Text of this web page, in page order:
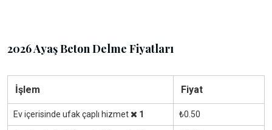
2026 Ayaş Beton Delme Fiyatları
İşlem Fiyat
Ev içerisinde ufak çaplı hizmet 1 ₺0.50